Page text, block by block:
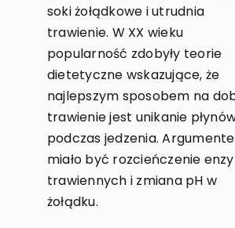
soki żołądkowe i utrudnia
trawienie. W XX wieku
popularność zdobyły teorie
dietetyczne wskazujące, że
najlepszym sposobem na
trawienie jest unikanie
podczas jedzenia.
miało być rozcieńczenie
trawiennych i zmiana pH w
żołądku.